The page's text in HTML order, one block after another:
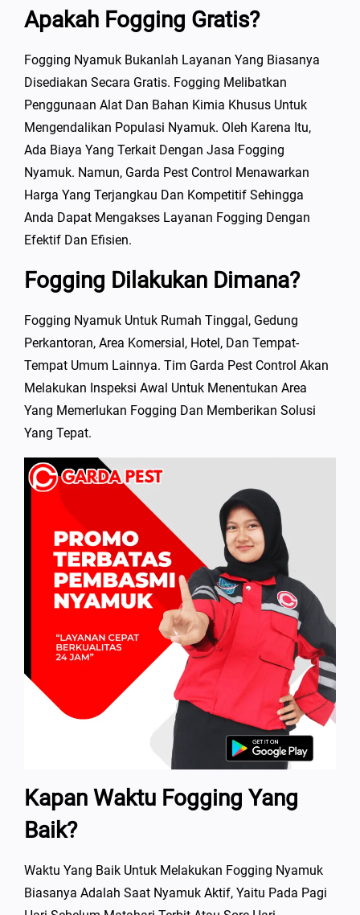
Apakah Fogging Gratis?
Fogging Nyamuk Bukanlah Layanan Yang Biasanya
Disediakan Secara Gratis. Fogging Melibatkan
Penggunaan Alat Dan Bahan Kimia Khusus Untuk
Mengendalikan Populasi Nyamuk. Oleh Karena Itu,
Ada Biaya Yang Terkait Dengan Jasa Fogging
Nyamuk. Namun, Garda Pest Control Menawarkan
Harga Yang Terjangkau Dan Kompetitif Sehingga
Anda Dapat Mengakses Layanan Fogging Dengan
Efektif Dan Efisien.
Fogging Dilakukan Dimana?
Fogging Nyamuk Untuk Rumah Tinggal, Gedung
Perkantoran, Area Komersial, Hotel, Dan Tempat-
Tempat Umum Lainnya. Tim Garda Pest Control Akan
Melakukan Inspeksi Awal Untuk Menentukan Area
Yang Memerlukan Fogging Dan Memberikan Solusi
Yang Tepat.
Kapan Waktu Fogging Yang
Baik?
Waktu Yang Baik Untuk Melakukan Fogging Nyamuk
Biasanya Adalah Saat Nyamuk Aktif, Yaitu Pada Pagi